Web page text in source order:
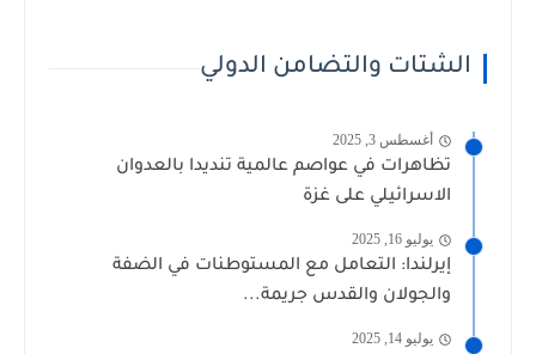
الشتات والتضامن الدولي
أغسطس 3, 2025
تظاهرات في عواصم عالمية تنديدا بالعدوان
الاسرائيلي على غزة
يوليو 16, 2025
إيرلندا: التعامل مع المستوطنات في الضفة
والجولان والقدس جريمة...
يوليو 14, 2025